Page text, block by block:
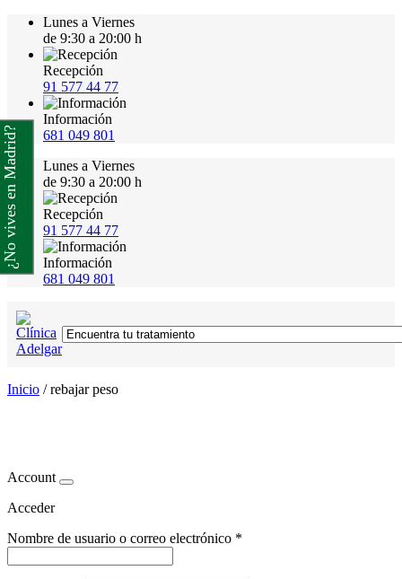
Lunes a Viernes
de 9:30 a 20:00 h
Recepción
91 577 44 77
Información
681 049 801
Lunes a Viernes
de 9:30 a 20:00 h
Recepción
91 577 44 77
Información
681 049 801
Inicio /rebajar peso
Account
Acceder
Nombre de usuario o correo electrónico *
¿No vives en Madrid?